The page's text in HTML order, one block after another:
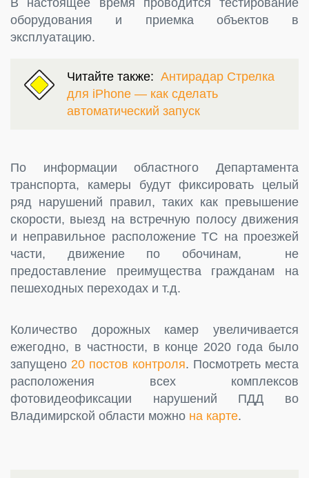
оборудования и приемка объектов в
эксплуатацию.
Читайте также: Антирадар Стрелка
для iPhone — как сделать
автоматический запуск
По информации областного Департамента
транспорта, камеры будут фиксировать целый
ряд нарушений правил, таких как превышение
скорости, выезд на встречную полосу движения
и неправильное расположение ТС на проезжей
части, движение по обочинам, не
предоставление преимущества гражданам на
пешеходных переходах и т.д.
Количество дорожных камер увеличивается
ежегодно, в частности, в конце 2020 года было
запущено 20 постов контроля. Посмотреть места
расположения всех комплексов
фотовидеофиксации нарушений ПДД во
Владимирской области можно на карте.